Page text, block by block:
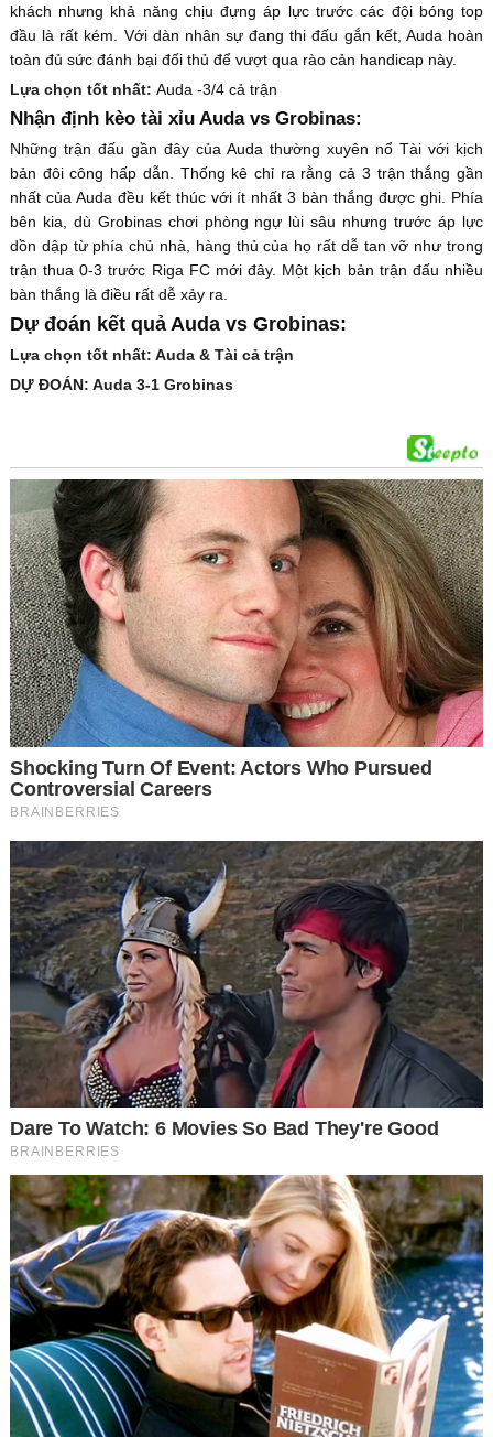
khách nhưng khả năng chịu đựng áp lực trước các đội bóng top
đầu là rất kém. Với dàn nhân sự đang thi đấu gắn kết, Auda hoàn
toàn đủ sức đánh bại đối thủ để vượt qua rào cản handicap này.
Lựa chọn tốt nhất: Auda -3/4 cả trận
Nhận định kèo tài xỉu Auda vs Grobinas:
Những trận đấu gần đây của Auda thường xuyên nổ Tài với kịch
bản đôi công hấp dẫn. Thống kê chỉ ra rằng cả 3 trận thắng gần
nhất của Auda đều kết thúc với ít nhất 3 bàn thắng được ghi. Phía
bên kia, dù Grobinas chơi phòng ngự lùi sâu nhưng trước áp lực
dồn dập từ phía chủ nhà, hàng thủ của họ rất dễ tan vỡ như trong
trận thua 0-3 trước Riga FC mới đây. Một kịch bản trận đấu nhiều
bàn thắng là điều rất dễ xảy ra.
Dự đoán kết quả Auda vs Grobinas:
Lựa chọn tốt nhất: Auda & Tài cả trận
DỰ ĐOÁN: Auda 3-1 Grobinas